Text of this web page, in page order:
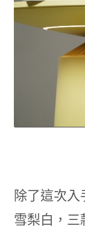
除了這次
雪梨白，三